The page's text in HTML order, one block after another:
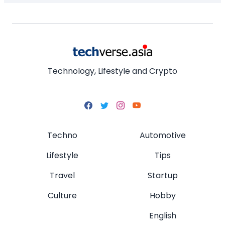
Technology, Lifestyle and Crypto
Techno
Lifestyle
Travel
Culture
Automotive
Tips
Startup
Hobby
English